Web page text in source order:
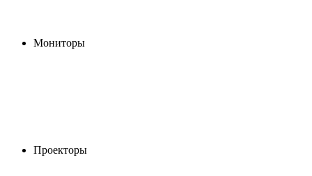
Мониторы
Проекторы